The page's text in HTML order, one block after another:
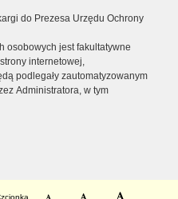
do Prezesa Urzędu Ochrony
osobowych jest fakultatywne
internetowej,
podlegały zautomatyzowanym
Administratora, w tym